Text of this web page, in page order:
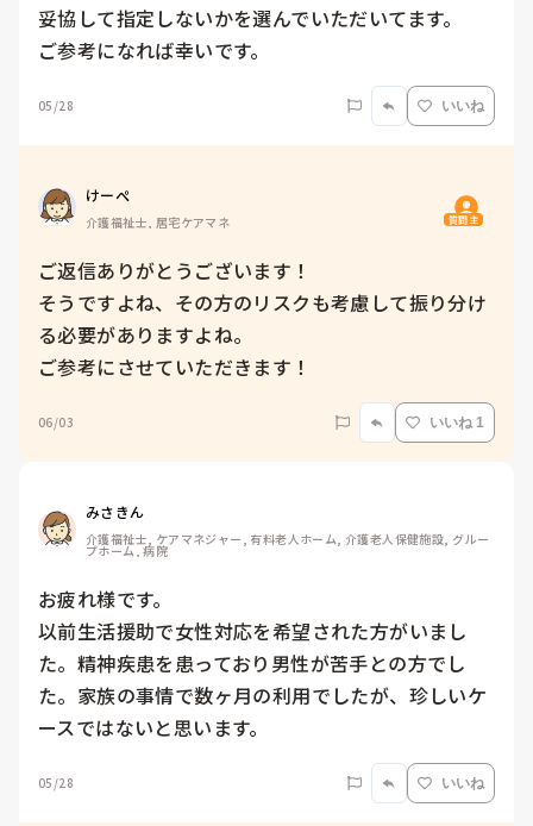
妥協して指定しないかを選んでいただいてます。
ご参考になれば幸いです。
05/28 いいね
けーぺ
介護福祉士, 居宅ケアマネ 質問主
ご返信ありがとうございます！
そうですよね、その方のリスクも考慮して振り分け
る必要がありますよね。
ご参考にさせていただきます！
06/03 いいね 1
みさきん
介護福祉士, ケアマネジャー, 有料老人ホーム, 介護老人保健施設, グルー
プホーム, 病院
お疲れ様です。
以前生活援助で女性対応を希望された方がいまし
た。精神疾患を患っており男性が苦手との方でし
た。家族の事情で数ヶ月の利用でしたが、珍しいケ
ースではないと思います。
05/28 いいね